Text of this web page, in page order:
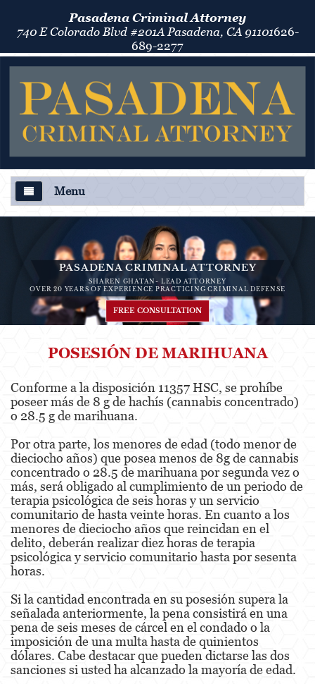
Pasadena Criminal Attorney
740 E Colorado Blvd #201A Pasadena, CA 91101626-
689-2277
Menu
Criminal Defense
Áreas de Práctica
Asalto y Agresión
Agresión
Agresión contra un Agente del Orden
Público
Asalto contra un Funcionario Público
Asalto con Arma Mortal
Asalto con Químicos Cáusticos
Agresión que causa lesiones corporales
graves
Anulando o Rechazando una Condena
Certificado de Rehabilitación
Eliminación de Antecedentes Penales
PASADENA CRIMINAL ATTORNEY
SHAREN GHATAN- LEAD ATTORNEY
OVER 20 YEARS OF EXPERIENCE PRACTICING CRIMINAL DEFENSE
FREE CONSULTATION
POSESIÓN DE MARIHUANA
Conforme a la disposición 11357 HSC, se prohíbe
poseer más de 8 g de hachís (cannabis concentrado)
o 28.5 g de marihuana.
Por otra parte, los menores de edad (todo menor de
dieciocho años) que posea menos de 8g de cannabis
concentrado o 28.5 de marihuana por segunda vez o
más, será obligado al cumplimiento de un periodo de
terapia psicológica de seis horas y un servicio
comunitario de hasta veinte horas. En cuanto a los
menores de dieciocho años que reincidan en el
delito, deberán realizar diez horas de terapia
psicológica y servicio comunitario hasta por sesenta
horas.
Si la cantidad encontrada en su posesión supera la
señalada anteriormente, la pena consistirá en una
pena de seis meses de cárcel en el condado o la
imposición de una multa hasta de quinientos
dólares. Cabe destacar que pueden dictarse las dos
sanciones si usted ha alcanzado la mayoría de edad.